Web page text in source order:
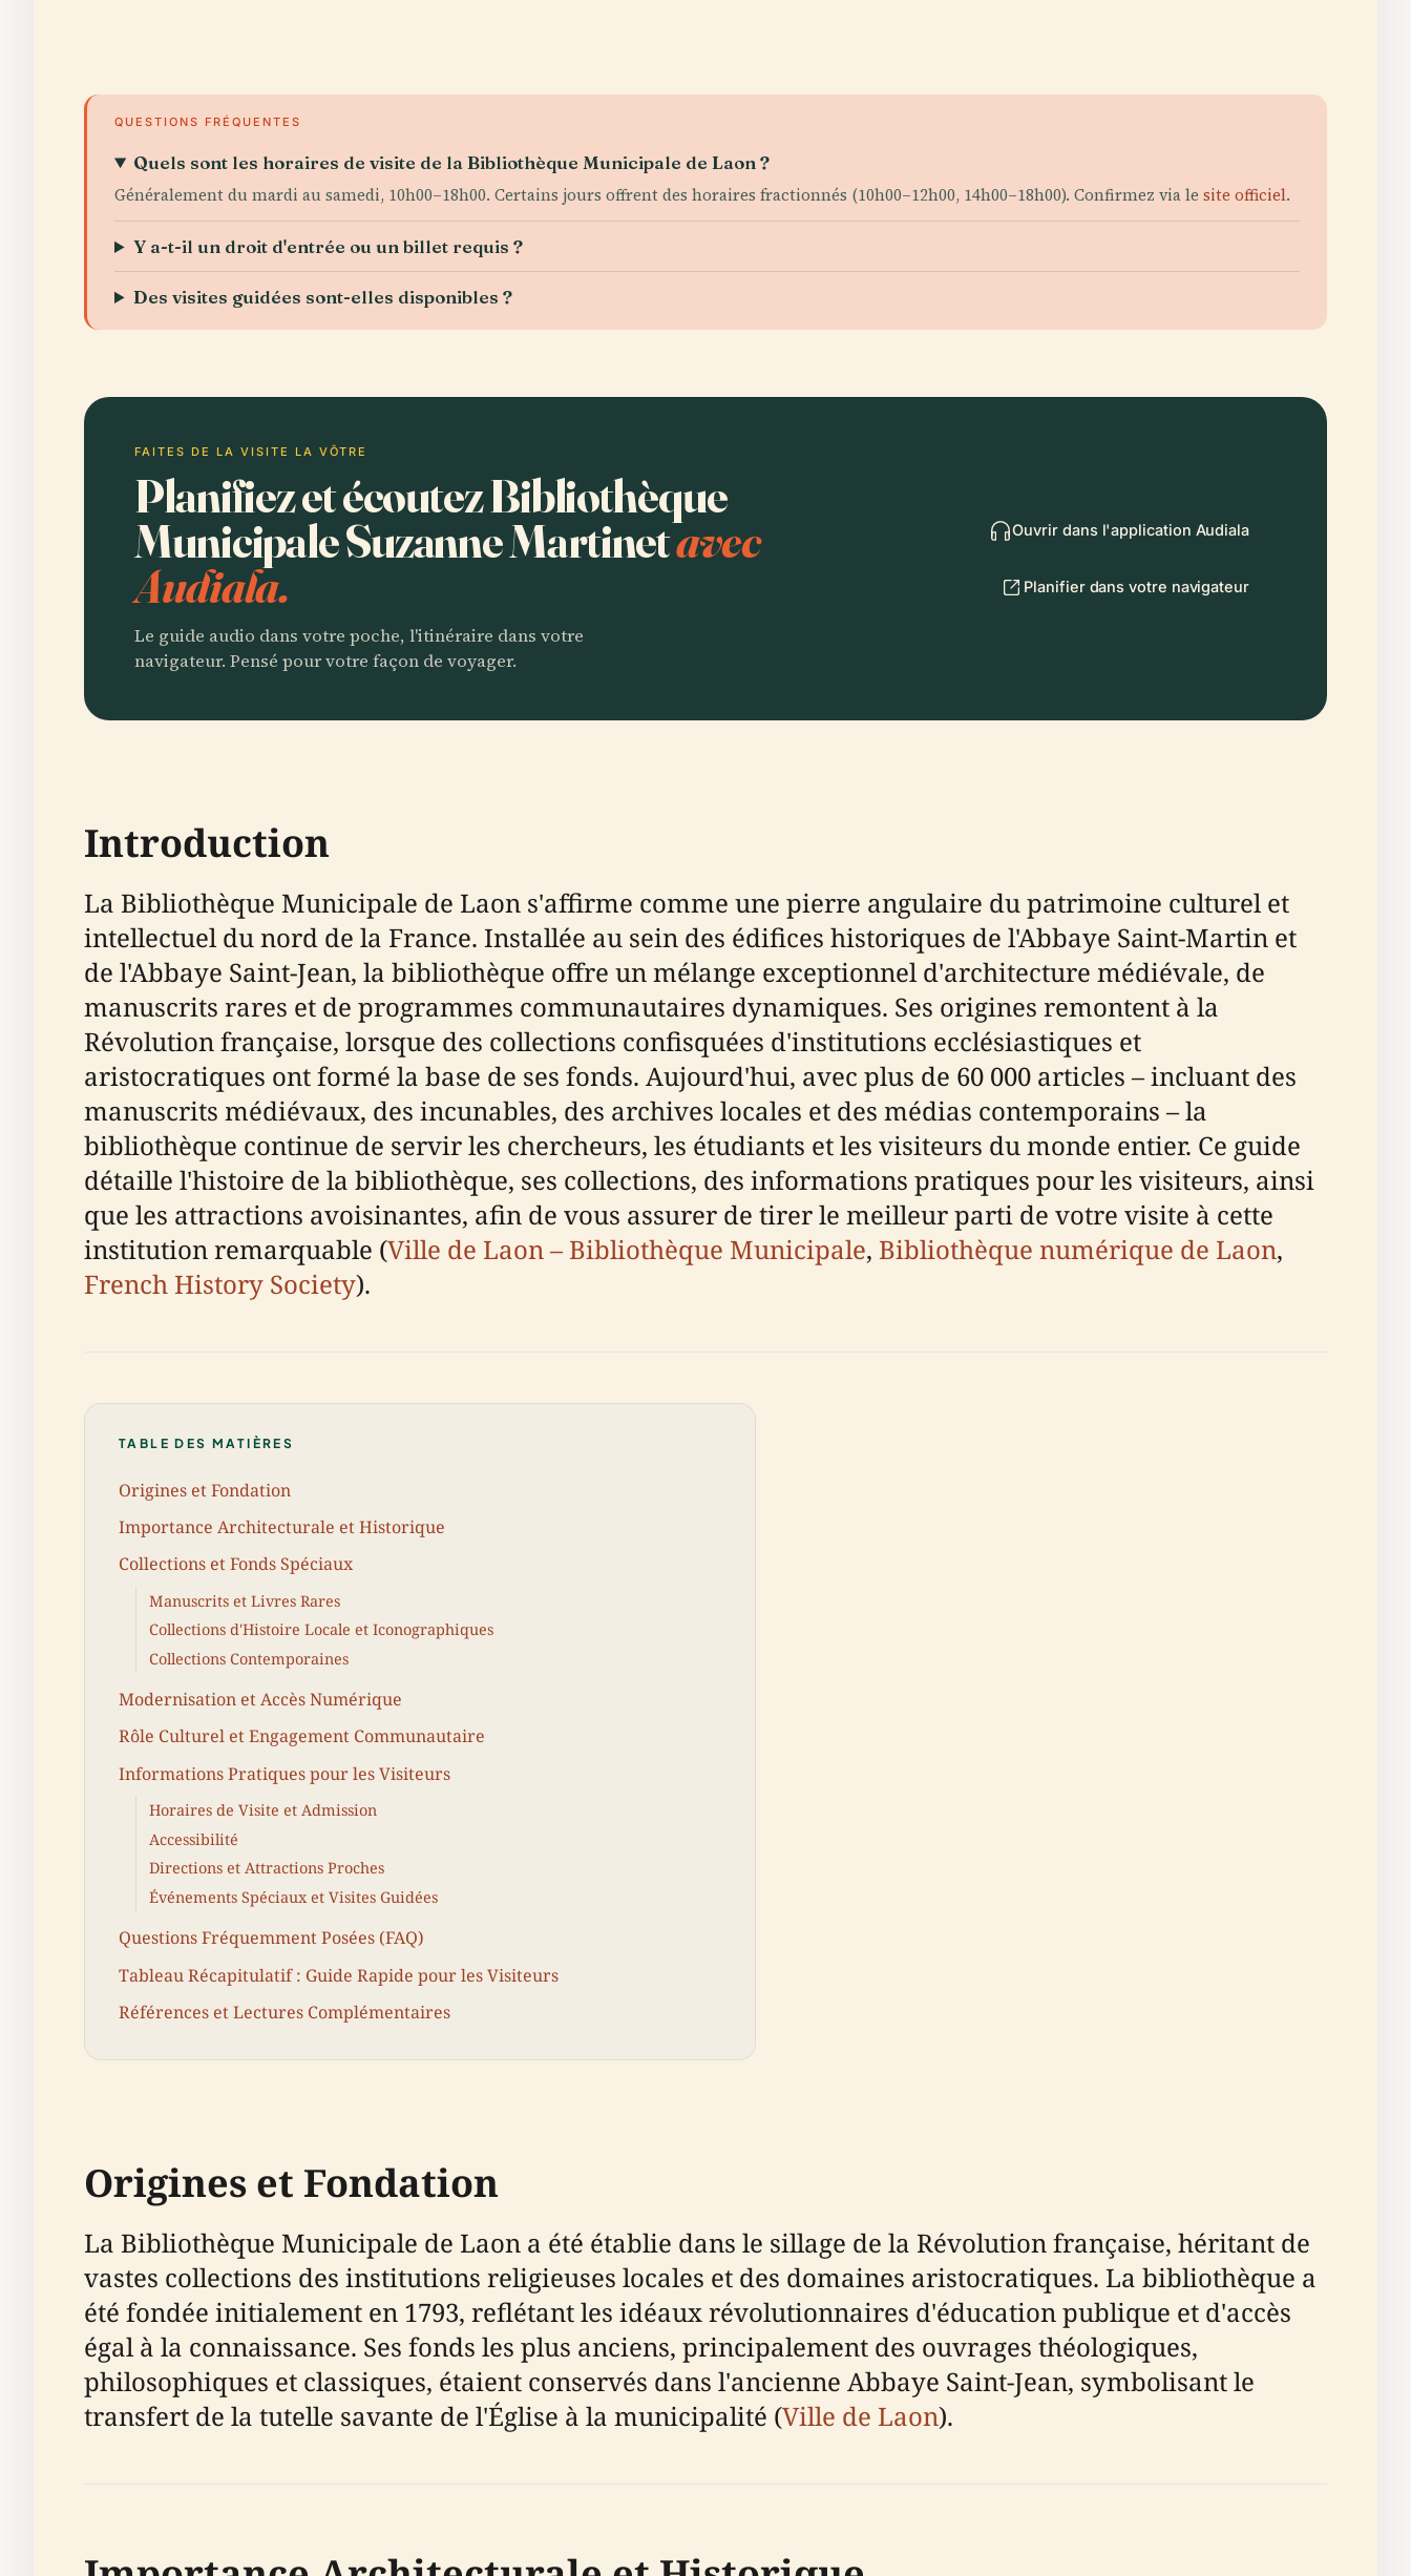
QUESTIONS FRÉQUENTES
Quels sont les horaires de visite de la Bibliothèque Municipale de Laon ?
Généralement du mardi au samedi, 10h00–18h00. Certains jours offrent des horaires fractionnés (10h00–12h00, 14h00–18h00). Confirmez via le site officiel.
Y a-t-il un droit d'entrée ou un billet requis ?
Des visites guidées sont-elles disponibles ?
FAITES DE LA VISITE LA VÔTRE
Planifiez et écoutez Bibliothèque
Municipale Suzanne Martinetavec
Audiala.
Le guide audio dans votre poche, l'itinéraire dans votre
navigateur. Pensé pour votre façon de voyager.
Ouvrir dans l'application Audiala
Planifier dans votre navigateur
Introduction
La Bibliothèque Municipale de Laon s'affirme comme une pierre angulaire du patrimoine culturel et
intellectuel du nord de la France. Installée au sein des édifices historiques de l'Abbaye Saint-Martin et
de l'Abbaye Saint-Jean, la bibliothèque offre un mélange exceptionnel d'architecture médiévale, de
manuscrits rares et de programmes communautaires dynamiques. Ses origines remontent à la
Révolution française, lorsque des collections confisquées d'institutions ecclésiastiques et
aristocratiques ont formé la base de ses fonds. Aujourd'hui, avec plus de 60 000 articles – incluant des
manuscrits médiévaux, des incunables, des archives locales et des médias contemporains – la
bibliothèque continue de servir les chercheurs, les étudiants et les visiteurs du monde entier. Ce guide
détaille l'histoire de la bibliothèque, ses collections, des informations pratiques pour les visiteurs, ainsi
que les attractions avoisinantes, afin de vous assurer de tirer le meilleur parti de votre visite à cette
institution remarquable (Ville de Laon – Bibliothèque Municipale, Bibliothèque numérique de Laon,
French History Society).
TABLE DES MATIÈRES
Origines et Fondation
Importance Architecturale et Historique
Collections et Fonds Spéciaux
Manuscrits et Livres Rares
Collections d'Histoire Locale et Iconographiques
Collections Contemporaines
Modernisation et Accès Numérique
Rôle Culturel et Engagement Communautaire
Informations Pratiques pour les Visiteurs
Horaires de Visite et Admission
Accessibilité
Directions et Attractions Proches
Événements Spéciaux et Visites Guidées
Questions Fréquemment Posées (FAQ)
Tableau Récapitulatif : Guide Rapide pour les Visiteurs
Références et Lectures Complémentaires
Origines et Fondation
La Bibliothèque Municipale de Laon a été établie dans le sillage de la Révolution française, héritant de
vastes collections des institutions religieuses locales et des domaines aristocratiques. La bibliothèque a
été fondée initialement en 1793, reflétant les idéaux révolutionnaires d'éducation publique et d'accès
égal à la connaissance. Ses fonds les plus anciens, principalement des ouvrages théologiques,
philosophiques et classiques, étaient conservés dans l'ancienne Abbaye Saint-Jean, symbolisant le
transfert de la tutelle savante de l'Église à la municipalité (Ville de Laon).